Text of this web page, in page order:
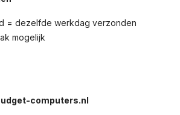
= dezelfde werkdag verzonden
mogelijk
computers.nl